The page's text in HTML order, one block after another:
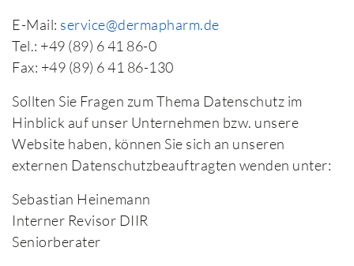
E-Mail: service@dermapharm.de
Tel.: +49 (89) 6 41 86-0
Fax: +49 (89) 6 41 86-130
Sollten Sie Fragen zum Thema Datenschutz im
Hinblick auf unser Unternehmen bzw. unsere
Website haben, können Sie sich an unseren
externen Datenschutzbeauftragten wenden unter:
Sebastian Heinemann
Interner Revisor DIIR
Seniorberater